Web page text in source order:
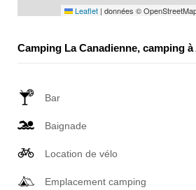
Leaflet | données ©
Camping La Canadienne, camping à
Bar
Baignade
Location de vélo
Emplacement camping